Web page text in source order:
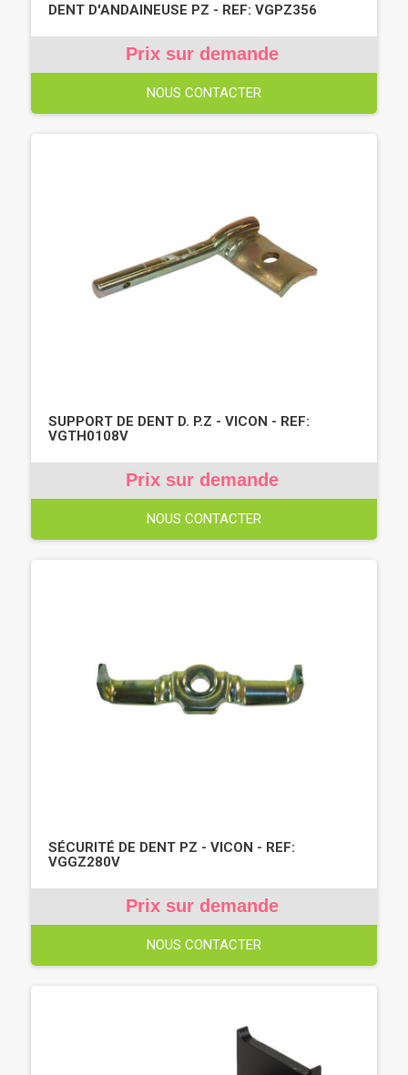
DENT D'ANDAINEUSE PZ - REF: VGPZ356
Prix sur demande
NOUS CONTACTER
SUPPORT DE DENT D. P.Z - VICON - REF:
VGTH0108V
Prix sur demande
NOUS CONTACTER
SÉCURITÉ DE DENT PZ - VICON - REF:
VGGZ280V
Prix sur demande
NOUS CONTACTER